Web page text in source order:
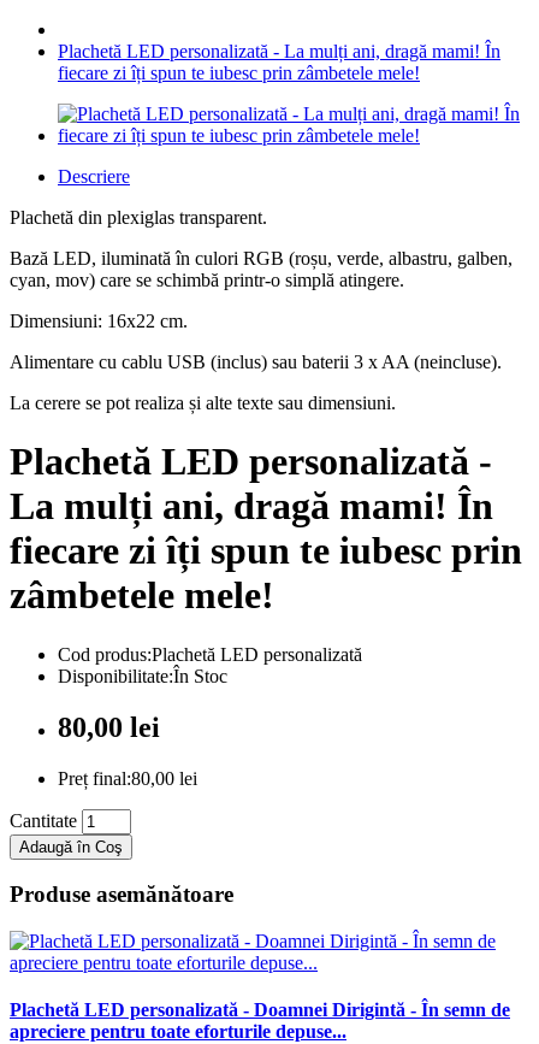
Plachetă LED personalizată - La mulți ani, dragă mami! În
fiecare zi îți spun te iubesc prin zâmbetele mele!
Descriere
Plachetă din plexiglas transparent.
Bază LED, iluminată în culori RGB (roșu, verde, albastru, galben,
cyan, mov) care se schimbă printr-o simplă atingere.
Dimensiuni: 16x22 cm.
Alimentare cu cablu USB (inclus) sau baterii 3 x AA (neincluse).
La cerere se pot realiza și alte texte sau dimensiuni.
Plachetă LED personalizată -
La mulți ani, dragă mami! În
fiecare zi îți spun te iubesc prin
zâmbetele mele!
Cod produs:Plachetă LED personalizată
Disponibilitate:În Stoc
80,00 lei
Preț final:80,00 lei
Cantitate
Adaugă în Coş
Produse asemănătoare
Plachetă LED personalizată - Doamnei Dirigintă - În semn de
apreciere pentru toate eforturile depuse...